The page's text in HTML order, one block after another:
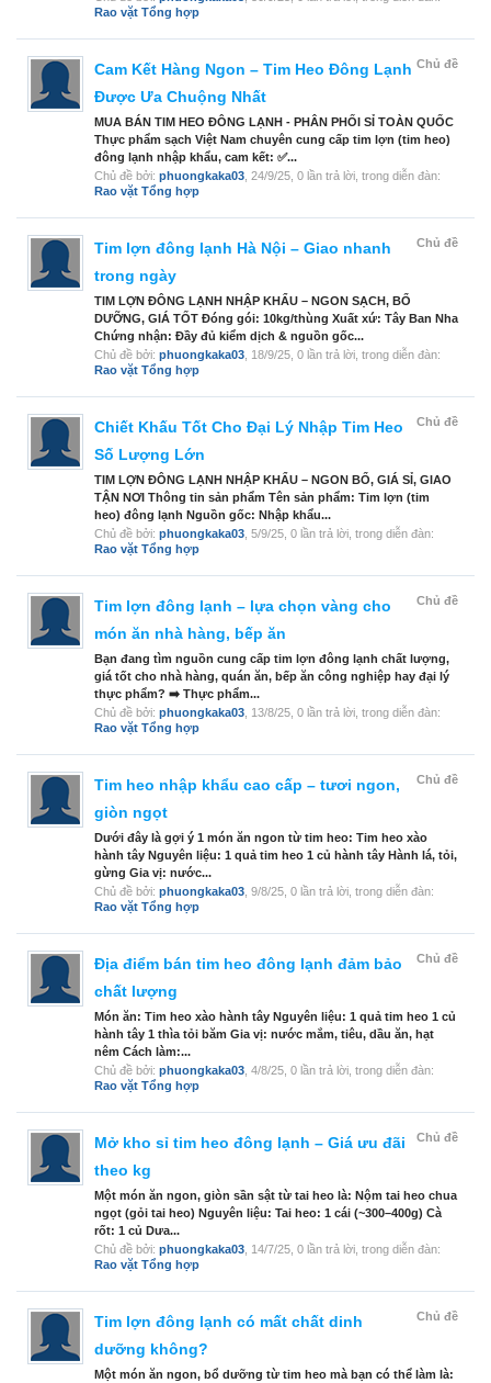
Rao vặt Tổng hợp
Chủ đề
Cam Kết Hàng Ngon – Tim Heo Đông Lạnh
Được Ưa Chuộng Nhất
MUA BÁN TIM HEO ĐÔNG LẠNH - PHÂN PHỐI SỈ TOÀN QUỐC
Thực phẩm sạch Việt Nam chuyên cung cấp tim lợn (tim heo)
đông lạnh nhập khẩu, cam kết: ✅...
Chủ đề bởi: phuongkaka03 24/9/25 , 0 lần trả lời, trong diễn đàn:
Rao vặt Tổng hợp
Chủ đề
Tim lợn đông lạnh Hà Nội – Giao nhanh
trong ngày
TIM LỢN ĐÔNG LẠNH NHẬP KHẨU – NGON SẠCH, BỔ
DƯỠNG, GIÁ TỐT Đóng gói: 10kg/thùng Xuất xứ: Tây Ban Nha
Chứng nhận: Đầy đủ kiểm dịch & nguồn gốc...
Chủ đề bởi: phuongkaka03 18/9/25 , 0 lần trả lời, trong diễn đàn:
Rao vặt Tổng hợp
Chủ đề
Chiết Khấu Tốt Cho Đại Lý Nhập Tim Heo
Số Lượng Lớn
TIM LỢN ĐÔNG LẠNH NHẬP KHẨU – NGON BỔ, GIÁ SỈ, GIAO
TẬN NƠI Thông tin sản phẩm Tên sản phẩm: Tim lợn (tim
heo) đông lạnh Nguồn gốc: Nhập khẩu...
Chủ đề bởi: phuongkaka03 5/9/25 , 0 lần trả lời, trong diễn đàn:
Rao vặt Tổng hợp
Chủ đề
Tim lợn đông lạnh – lựa chọn vàng cho
món ăn nhà hàng, bếp ăn
Bạn đang tìm nguồn cung cấp tim lợn đông lạnh chất lượng,
giá tốt cho nhà hàng, quán ăn, bếp ăn công nghiệp hay đại lý
thực phẩm? ➡️ Thực phẩm...
Chủ đề bởi: phuongkaka03 13/8/25 , 0 lần trả lời, trong diễn đàn:
Rao vặt Tổng hợp
Chủ đề
Tim heo nhập khẩu cao cấp – tươi ngon,
giòn ngọt
Dưới đây là gợi ý 1 món ăn ngon từ tim heo: Tim heo xào
hành tây Nguyên liệu: 1 quả tim heo 1 củ hành tây Hành lá, tỏi,
gừng Gia vị: nước...
Chủ đề bởi: phuongkaka03 9/8/25 , 0 lần trả lời, trong diễn đàn:
Rao vặt Tổng hợp
Chủ đề
Địa điểm bán tim heo đông lạnh đảm bảo
chất lượng
Món ăn: Tim heo xào hành tây Nguyên liệu: 1 quả tim heo 1 củ
hành tây 1 thìa tỏi băm Gia vị: nước mắm, tiêu, dầu ăn, hạt
nêm Cách làm:...
Chủ đề bởi: phuongkaka03 4/8/25 , 0 lần trả lời, trong diễn đàn:
Rao vặt Tổng hợp
Chủ đề
Mở kho sỉ tim heo đông lạnh – Giá ưu đãi
theo kg
Một món ăn ngon, giòn sần sật từ tai heo là: Nộm tai heo chua
ngọt (gỏi tai heo) Nguyên liệu: Tai heo: 1 cái (~300–400g) Cà
rốt: 1 củ Dưa...
Chủ đề bởi: phuongkaka03 14/7/25 , 0 lần trả lời, trong diễn đàn:
Rao vặt Tổng hợp
Chủ đề
Tim lợn đông lạnh có mất chất dinh
dưỡng không?
Một món ăn ngon, bổ dưỡng từ tim heo mà bạn có thể làm là: